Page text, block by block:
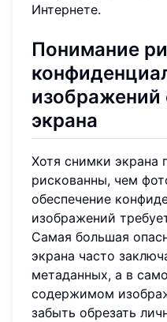
Интернете.
Понимание
изображений
экрана
Хотя снимки экрана
рискованны, чем
обеспечение
изображений
Самая большая
экрана часто
метаданных, а в
содержимом
забыть обрезать